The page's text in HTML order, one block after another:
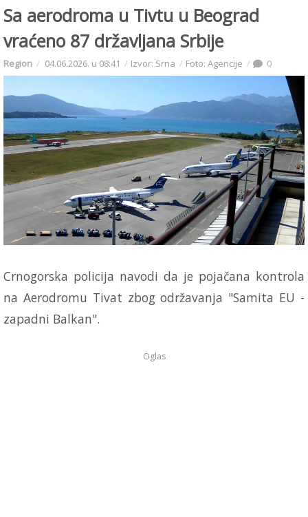
Sa aerodroma u Tivtu u Beograd
vraćeno 87 državljana Srbije
Region 04.06.2026. u 08:41 Izvor: Srna Foto: Agencije 0
Crnogorska policija navodi da je pojačana kontrola
na Aerodromu Tivat zbog održavanja "Samita EU -
zapadni Balkan".
Oglas